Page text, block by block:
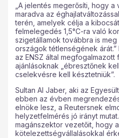
„A jelentés megerősíti, hogy a
maradva az
terén, amelyek célja a
felmelegedés 1,5°C-ra való
szigetállamok továbbra is
országok tétlenségének
az ENSZ által
ajánlásoknak „ébresztőnek
cselekvésre kell késztetniük”.
Sultan Al Jaber, aki az
ebben az évben
elnöke lesz, a Reutersnek
helyzetfelmérés jó irányt
magánszektor vezetőit, hogy
kötelezettségvállalásokkal